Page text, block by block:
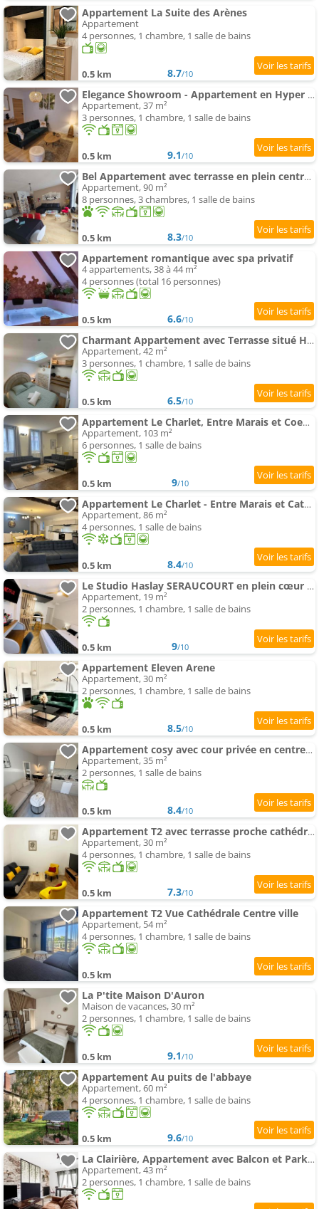
Appartement La Suite des Arènes
Appartement
4 personnes, 1 chambre, 1 salle de bains
0.5 km 8.7/10
Elegance Showroom - Appartement en Hyper Centre
Appartement, 37 m²
3 personnes, 1 chambre, 1 salle de bains
0.5 km 9.1/10
Bel Appartement avec terrasse en plein centre ville
Appartement, 90 m²
8 personnes, 3 chambres, 1 salle de bains
0.5 km 8.3/10
Appartement romantique avec spa privatif
4 appartements, 38 à 44 m²
4 personnes (total 16 personnes)
0.5 km 6.6/10
Charmant Appartement avec Terrasse situé Hyper Centre
Appartement, 42 m²
3 personnes, 1 chambre, 1 salle de bains
0.5 km 6.5/10
Appartement Le Charlet, Entre Marais et Coeur de ville
Appartement, 103 m²
6 personnes, 1 salle de bains
0.5 km 9/10
Appartement Le Charlet - Entre Marais et Cathédrale
Appartement, 86 m²
4 personnes, 1 salle de bains
0.5 km 8.4/10
Le Studio Haslay SERAUCOURT en plein cœur de ville de BOURGES - Charme de l ancien et confort contem
Appartement, 19 m²
2 personnes, 1 chambre, 1 salle de bains
0.5 km 9/10
Appartement Eleven Arene
Appartement, 30 m²
2 personnes, 1 chambre, 1 salle de bains
0.5 km 8.5/10
Appartement cosy avec cour privée en centre-ville
Appartement, 35 m²
2 personnes, 1 salle de bains
0.5 km 8.4/10
Appartement T2 avec terrasse proche cathédrale
Appartement, 30 m²
4 personnes, 1 chambre, 1 salle de bains
0.5 km 7.3/10
Appartement T2 Vue Cathédrale Centre ville
Appartement, 54 m²
4 personnes, 1 chambre, 1 salle de bains
0.5 km
La P'tite Maison D'Auron
Maison de vacances, 30 m²
2 personnes, 1 chambre, 1 salle de bains
0.5 km 9.1/10
Appartement Au puits de l'abbaye
Appartement, 60 m²
4 personnes, 1 chambre, 1 salle de bains
0.5 km 9.6/10
La Clairière, Appartement avec Balcon et Parking
Appartement, 43 m²
2 personnes, 1 chambre, 1 salle de bains